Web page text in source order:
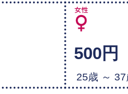
500円
25歳 ～